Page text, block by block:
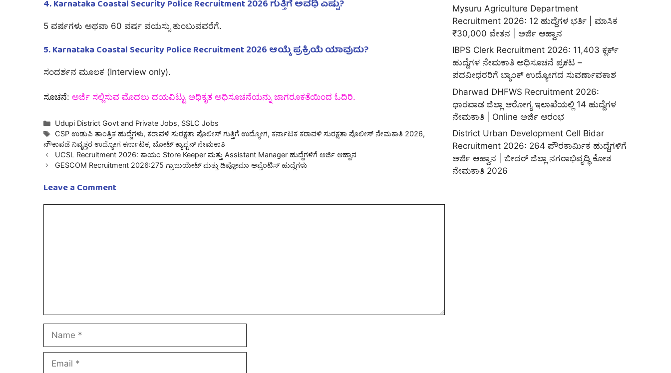
4. Karnataka Coastal Security Police Recruitment 2026 ಗುತ್ತಿಗೆ ಅವಧಿ ಎಷ್ಟು?
5 ವರ್ಷಗಳು ಅಥವಾ 60 ವರ್ಷ ವಯಸ್ಸು ತುಂಬುವವರೆಗೆ.
5. Karnataka Coastal Security Police Recruitment 2026 ಆಯ್ಕೆ ಪ್ರಕ್ರಿಯೆ ಯಾವುದು?
ಸಂದರ್ಶನ ಮೂಲಕ (Interview only).
ಸೂಚನೆ: ಅರ್ಜಿ ಸಲ್ಲಿಸುವ ಮೊದಲು ದಯವಿಟ್ಟು ಅಧಿಕೃತ ಅಧಿಸೂಚನೆಯನ್ನು ಜಾಗರೂಕತೆಯಿಂದ ಓದಿರಿ.
Categories
Udupi District Govt and Private Jobs, SSLC Jobs
Tags
CSP ಉಡುಪಿ ತಾಂತ್ರಿಕ ಹುದ್ದೆಗಳು,ಕರಾವಳಿ ಸುರಕ್ಷತಾ ಪೊಲೀಸ್ ಗುತ್ತಿಗೆ ಉದ್ಯೋಗ,ಕರ್ನಾಟಕ ಕರಾವಳಿ ಸುರಕ್ಷತಾ ಪೊಲೀಸ್ ನೇಮಕಾತಿ 2026,
ನೌಕಾಪಡೆ ನಿವೃತ್ತರ ಉದ್ಯೋಗ ಕರ್ನಾಟಕ, ಬೋಟ್ ಕ್ಯಾಪ್ಟನ್ ನೇಮಕಾತಿ
UCSL Recruitment 2026: ಕಾಯಂ Store Keeper ಮತ್ತು Assistant Manager ಹುದ್ದೆಗಳಿಗೆ ಅರ್ಜಿ ಆಹ್ವಾನ
GESCOM Recruitment 2026:275 ಗ್ರಾಜುಯೇಟ್ ಮತ್ತು ಡಿಪ್ಲೋಮಾ ಅಪ್ರೆಂಟಿಸ್ ಹುದ್ದೆಗಳು
Leave a Comment
Mysuru Agriculture Department
Recruitment 2026: 12 ಹುದ್ದೆಗಳ ಭರ್ತಿ | ಮಾಸಿಕ
₹30,000 ವೇತನ | ಅರ್ಜಿ ಆಹ್ವಾನ
IBPS Clerk Recruitment 2026: 11,403 ಕ್ಲರ್ಕ್
ಹುದ್ದೆಗಳ ನೇಮಕಾತಿ ಅಧಿಸೂಚನೆ ಪ್ರಕಟ –
ಪದವೀಧರರಿಗೆ ಬ್ಯಾಂಕ್ ಉದ್ಯೋಗದ ಸುವರ್ಣಾವಕಾಶ
Dharwad DHFWS Recruitment 2026:
ಧಾರವಾಡ ಜಿಲ್ಲಾ ಆರೋಗ್ಯ ಇಲಾಖೆಯಲ್ಲಿ 14 ಹುದ್ದೆಗಳ
ನೇಮಕಾತಿ | Online ಅರ್ಜಿ ಆರಂಭ
District Urban Development Cell Bidar
Recruitment 2026: 264 ಪೌರಕಾರ್ಮಿಕ ಹುದ್ದೆಗಳಿಗೆ
ಅರ್ಜಿ ಆಹ್ವಾನ | ಬೀದರ್ ಜಿಲ್ಲಾ ನಗರಾಭಿವೃದ್ಧಿ ಕೋಶ
ನೇಮಕಾತಿ 2026